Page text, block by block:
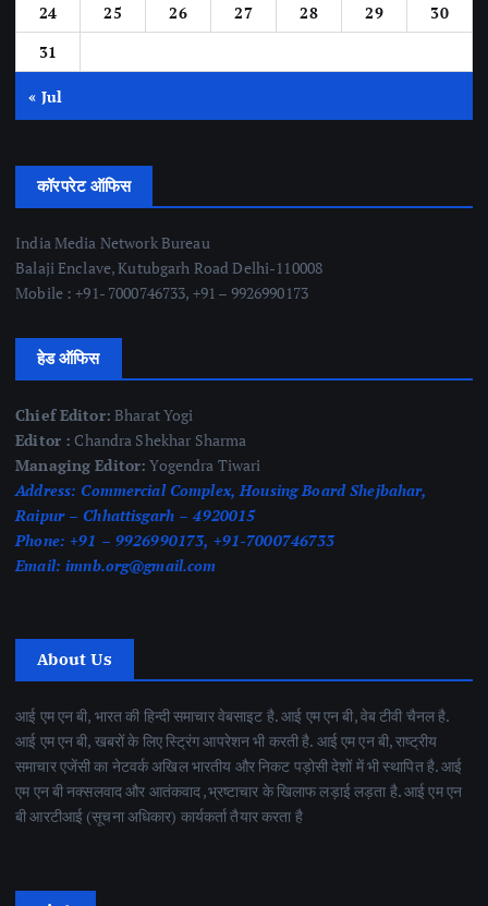
24
25 26 27 28 29
30
31
« Jul
कॉरपरेट ऑफिस
India Media Network Bureau
Balaji Enclave, Kutubgarh Road Delhi-110008
Mobile : +91- 7000746733, +91 – 9926990173
हेड ऑफिस
Chief Editor: Bharat Yogi
Editor : Chandra Shekhar Sharma
Managing Editor: Yogendra Tiwari
Address: Commercial Complex, Housing Board Shejbahar,
Raipur – Chhattisgarh – 4920015
Phone: +91 – 9926990173, +91-7000746733
Email: imnb.org@gmail.com
About Us
आई एम एन बी, भारत की हिन्दी समाचार वेबसाइट है. आई एम एन बी, वेब टीवी चैनल है.
आई एम एन बी, खबरों के लिए स्ट्रिंग आपरेशन भी करती है. आई एम एन बी, राष्ट्रीय
समाचार एजेंसी का नेटवर्क अखिल भारतीय और निकट पड़ोसी देशों में भी स्थापित है. आई
एम एन बी नक्सलवाद और आतंकवाद ,भ्रष्टाचार के खिलाफ लड़ाई लड़ता है. आई एम एन
बी आरटीआई (सूचना अधिकार) कार्यकर्ता तैयार करता है